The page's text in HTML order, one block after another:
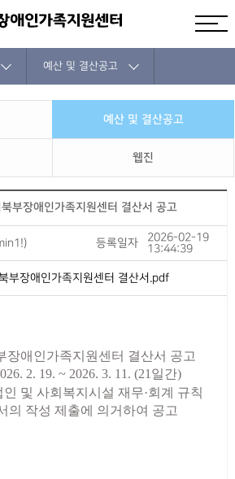
예산 및 결산공고
예산 및 결산공고
웹진
부장애인가족지원센터 결산서 공고
등록일자
2026-02-19
13:44:39
부장애인가족지원센터 결산서.pdf
장애인가족지원센터 결산서 공고
2. 19. ~ 2026. 3. 11. (21일간)
인 및 사회복지시설 재무·회계 규칙
의 작성 제출에 의거하여 공고